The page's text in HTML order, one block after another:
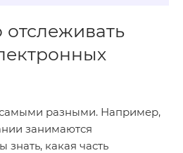
разными. Например,
занимаются
какая часть